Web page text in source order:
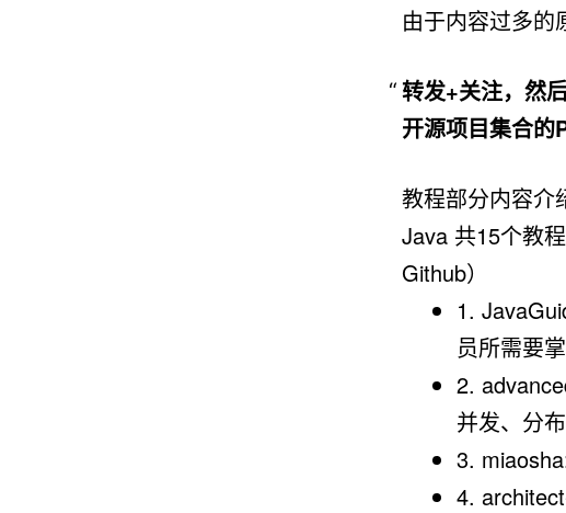
由于内容过多的
转发+关注，然
开源项目集合的
教程部分内容介
Java 共15个教
Github）
1.
员所需要
2.
并发、分
3.
4.